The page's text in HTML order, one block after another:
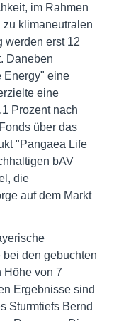
im Rahmen
zu klimaneutralen
werden erst 12
Daneben
Energy" eine
eine
Prozent nach
über das
"Pangaea Life
bAV
die
auf dem Markt
den gebuchten
Höhe von 7
Ergebnisse sind
Sturmtiefs Bernd